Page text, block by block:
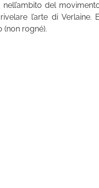
del
l’arte di Verlaine.
(non rogné).